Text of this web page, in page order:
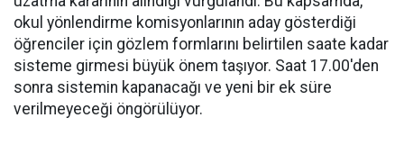
okul yönlendirme komisyonlarının aday gösterdiği
öğrenciler için gözlem formlarını belirtilen saate kadar
sisteme girmesi büyük önem taşıyor. Saat 17.00'den
sonra sistemin kapanacağı ve yeni bir ek süre
verilmeyeceği öngörülüyor.